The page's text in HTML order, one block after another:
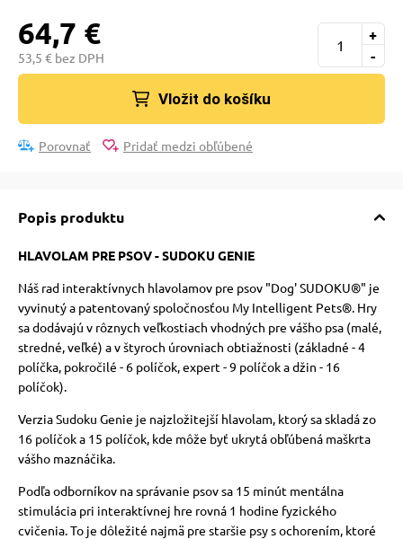
mačky
64,7 €
53,5 € bez DPH -
+
Vložit do košíku
Porovnať Pridať medzi obľúbené
Popis produktu
HLAVOLAM PRE PSOV - SUDOKU GENIE
Náš rad interaktívnych hlavolamov pre psov "Dog' SUDOKU®" je
vyvinutý a patentovaný spoločnosťou My Intelligent Pets®. Hry
sa dodávajú v rôznych veľkostiach vhodných pre vášho psa (malé,
stredné, veľké) a v štyroch úrovniach obtiažnosti (základné - 4
políčka, pokročilé - 6 políčok, expert - 9 políčok a džin - 16
políčok).
Verzia Sudoku Genie je najzložitejší hlavolam, ktorý sa skladá zo
16 políčok a 15 políčok, kde môže byť ukrytá obľúbená maškrta
vášho maznáčika.
Podľa odborníkov na správanie psov sa 15 minút mentálna
stimulácia pri interaktívnej hre rovná 1 hodine fyzického
cvičenia. To je dôležité najmä pre staršie psy s ochorením, ktoré